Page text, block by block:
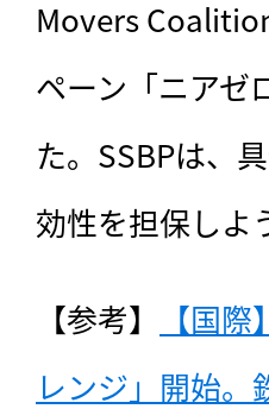
Movers
ペーン「ニアゼ
た。SSBPは、
効性を担保しよ
【参考】
【国
レンジ」開始。